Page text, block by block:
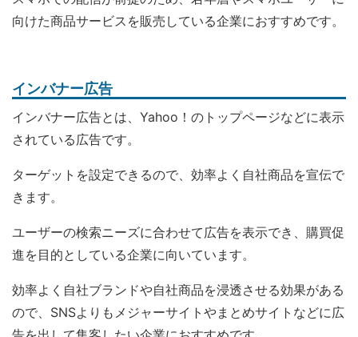
向けた商品サービスを販売している企業におすすめです。
インバナー広告
インバナー広告とは、Yahoo！のトップページなどに表示
されている広告です。
ターゲットを設定できるので、効率よく自社商品を宣伝で
きます。
ユーザーの検索ニーズに合わせて広告を表示でき、購買促
進を目的としている企業に向いています。
効率よく自社ブランドや自社商品を浸透させる効果がある
ので、SNSよりもメジャーサイトやまとめサイトなどに広